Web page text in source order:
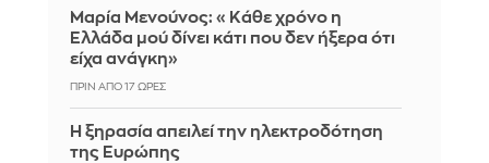
Μαρία Μενούνος: «Κάθε χρόνο η
Ελλάδα μού δίνει κάτι που δεν ήξερα ότι
είχα ανάγκη»
ΠΡΙΝ ΑΠΌ 17 ΏΡΕΣ
Η ξηρασία απειλεί την ηλεκτροδότηση
της Ευρώπης